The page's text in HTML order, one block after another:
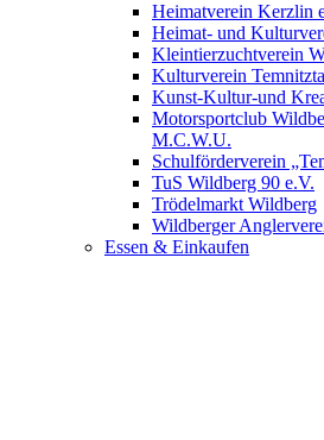
Heimatverein Kerzlin
Heimat- und
Kleintierzuchtverein
Kulturverein
Kunst-Kultur-und
Motorsportclub
M.C.W.U.
Schulförderverein
TuS Wildberg 90 e.V.
Trödelmarkt Wildberg
Wildberger
Essen & Einkaufen